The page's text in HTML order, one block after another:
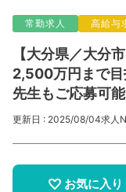
常勤求人 高給与
【大分県／大分
2,500万円まで目
先生もご応募可
更新日 : 2025/08/04求人
お気に入り